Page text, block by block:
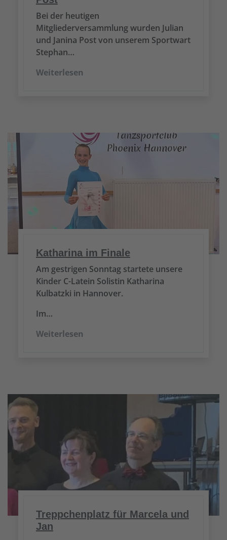
Bei der heutigen
Mitgliederversammlung wurden Julian
und Janina Post von unserem Sportwart
Stephan…
Weiterlesen
Katharina im Finale
Am gestrigen Sonntag startete unsere
Kinder C-Latein Solistin Katharina
Kulbatzki in Hannover.
Im…
Weiterlesen
Treppchenplatz für Marcela und
Jan